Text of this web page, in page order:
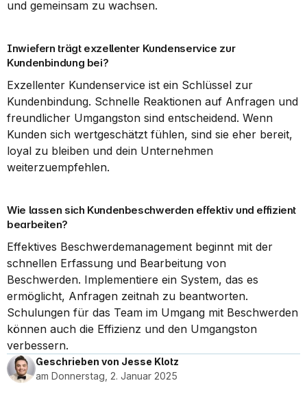
und gemeinsam zu wachsen.
Inwiefern trägt exzellenter Kundenservice zur
Kundenbindung bei?
Exzellenter Kundenservice ist ein Schlüssel zur
Kundenbindung. Schnelle Reaktionen auf Anfragen und
freundlicher Umgangston sind entscheidend. Wenn
Kunden sich wertgeschätzt fühlen, sind sie eher bereit,
loyal zu bleiben und dein Unternehmen
weiterzuempfehlen.
Wie lassen sich Kundenbeschwerden effektiv und effizient
bearbeiten?
Effektives Beschwerdemanagement beginnt mit der
schnellen Erfassung und Bearbeitung von
Beschwerden. Implementiere ein System, das es
ermöglicht, Anfragen zeitnah zu beantworten.
Schulungen für das Team im Umgang mit Beschwerden
können auch die Effizienz und den Umgangston
verbessern.
Geschrieben von Jesse Klotz
am Donnerstag, 2. Januar 2025